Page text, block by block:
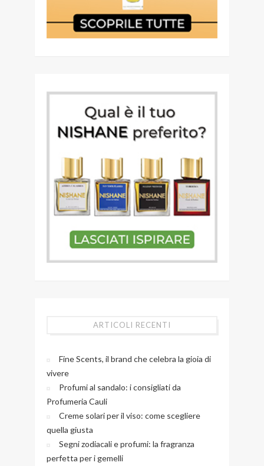
ARTICOLI RECENTI
Fine Scents, il brand che celebra la gioia di
vivere
Profumi al sandalo: i consigliati da
Profumeria Cauli
Creme solari per il viso: come scegliere
quella giusta
Segni zodiacali e profumi: la fragranza
perfetta per i gemelli